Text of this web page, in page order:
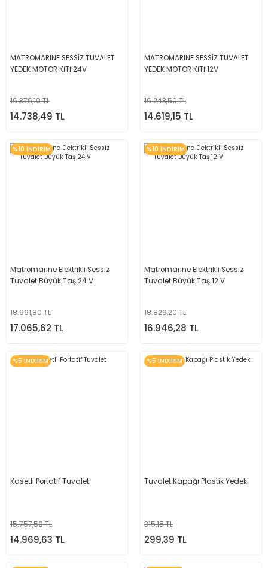
MATROMARINE SESSİZ TUVALET
YEDEK MOTOR KİTİ 24V
16.376,10 TL
14.738,49 TL
MATROMARINE SESSİZ TUVALET
YEDEK MOTOR KİTİ 12V
16.243,50 TL
14.619,15 TL
%10 İNDİRİM
Matromarine Elektrikli Sessiz
Tuvalet Büyük Taş 24 V
18.961,80 TL
17.065,62 TL
%10 İNDİRİM
Matromarine Elektrikli Sessiz
Tuvalet Büyük Taş 12 V
18.829,20 TL
16.946,28 TL
%5 İNDİRİM
Kasetli Portatif Tuvalet
15.757,50 TL
14.969,63 TL
%5 İNDİRİM
Tuvalet Kapağı Plastik Yedek
315,15 TL
299,39 TL